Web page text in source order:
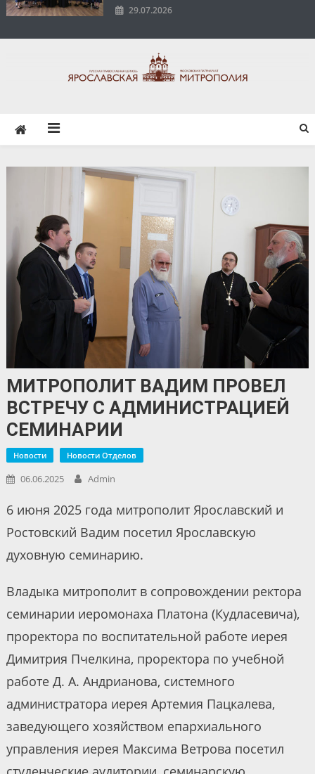
29.07.2026
МИТРОПОЛИТ ВАДИМ ПРОВЕЛ
ВСТРЕЧУ С АДМИНИСТРАЦИЕЙ
СЕМИНАРИИ
Новости Новости Отделов
06.06.2025 Admin
6 июня 2025 года митрополит Ярославский и
Ростовский Вадим посетил Ярославскую
духовную семинарию.
Владыка митрополит в сопровождении ректора
семинарии иеромонаха Платона (Кудласевича),
проректора по воспитательной работе иерея
Димитрия Пчелкина, проректора по учебной
работе Д. А. Андрианова, системного
администратора иерея Артемия Пацкалева,
заведующего хозяйством епархиального
управления иерея Максима Ветрова посетил